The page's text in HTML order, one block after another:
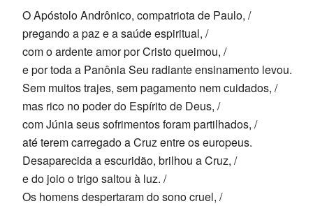
O Apóstolo Andrônico, compatriota de Paulo, /
pregando a paz e a saúde espiritual, /
com o ardente amor por Cristo queimou, /
e por toda a Panônia Seu radiante ensinamento levou.
Sem muitos trajes, sem pagamento nem cuidados, /
mas rico no poder do Espírito de Deus, /
com Júnia seus sofrimentos foram partilhados, /
até terem carregado a Cruz entre os europeus.
Desaparecida a escuridão, brilhou a Cruz, /
e do joio o trigo saltou à luz. /
Os homens despertaram do sono cruel, /